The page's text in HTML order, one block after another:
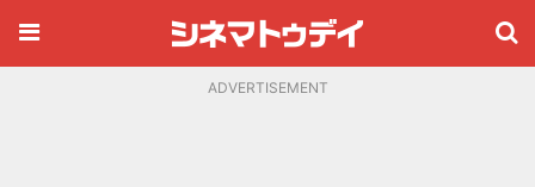
ADVERTISEMENT